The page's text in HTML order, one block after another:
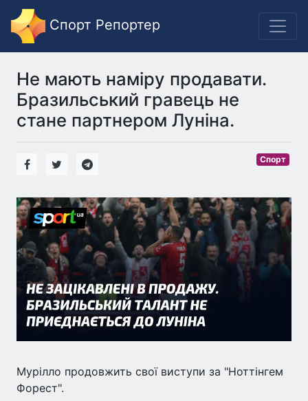
Спорт Репортер
Не мають наміру продавати.
Бразильський гравець не
стане партнером Луніна.
Спорт
Мурілло продовжить свої виступи за "Ноттінгем
Форест".